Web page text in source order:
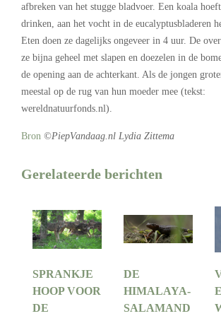
afbreken van het stugge bladvoer. Een koala
drinken, aan het vocht in de eucalyptusbladeren
Eten doen ze dagelijks ongeveer in 4 uur. De
ze bijna geheel met slapen en doezelen in de
de opening aan de achterkant. Als de jongen
meestal op de rug van hun moeder mee (tekst:
wereldnatuurfonds.nl).
Bron ©PiepVandaag.nl Lydia Zittema
Gerelateerde berichten
SPRANKJE
HOOP VOOR
DE
DE
HIMALAYA-
SALAMAND